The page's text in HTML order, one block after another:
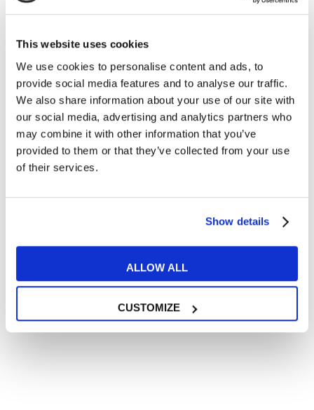
This website uses cookies
We use cookies to personalise content and ads, to
provide social media features and to analyse our traffic.
We also share information about your use of our site with
our social media, advertising and analytics partners who
may combine it with other information that you’ve
provided to them or that they’ve collected from your use
of their services.
Show details
ALLOW ALL
CUSTOMIZE
Articoli dedicati alla grammatica inglese
Articoli dedicati a inglese nel mondo del lavoro
Articoli con tips e new sulla lingua inglese
Articoli divertenti su film e musica
In quanto di età superiore ai 16 anni, dichiaro di acconsentire
al trattamento dei miei dati personali in conformità
all’informativa privacy.
Desidero ricevere comunicazioni commerciali e promozionali